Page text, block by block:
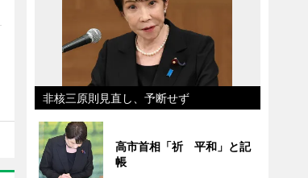
非核三原則見直し、予断せず
高市首相「祈 平和」と記
帳